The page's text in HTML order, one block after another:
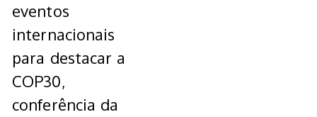
eventos
internacionais
para destacar a
COP30,
conferência da